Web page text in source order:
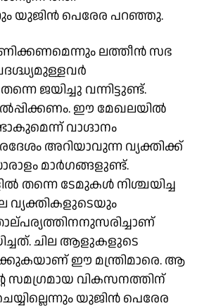
യുജിൻ പെരേര പറഞ്ഞു.
ലത്തീൻ സഭ
ജയിച്ചു വന്നിട്ടുണ്ട്.
ഈ മേഖലയിൽ
വാഗ്ദാനം
അറിയാവുന്ന വ്യക്തിക്ക്
മാർഗങ്ങളുണ്ട്.
തന്നെ ടേമുകൾ നിശ്ചയിച്ച
വ്യക്തികളുടെയും
ചില ആളുകളുടെ
ഈ മന്ത്രിമാരെ. ആ
സമഗ്രമായ വികസനത്തിന്
യുജിൻ പെരേര